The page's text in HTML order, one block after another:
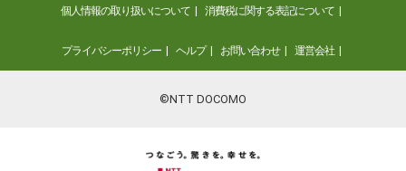
個人情報の取り扱いについて 消費税に関する表記について
プライバシーポリシー ヘルプ お問い合わせ 運営会社
©NTT DOCOMO